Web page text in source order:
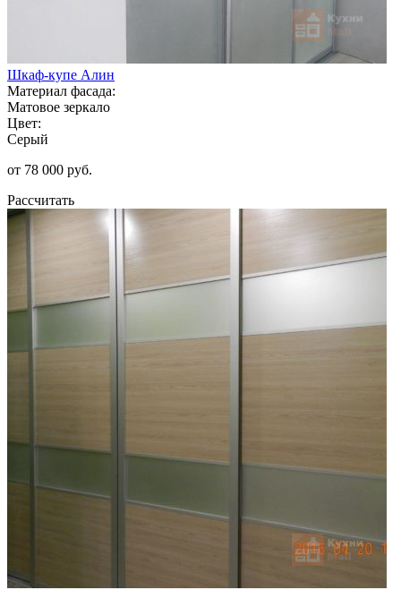
Шкаф-купе Алин
Материал фасада:
Матовое зеркало
Цвет:
Серый
от 78 000 руб.
Рассчитать